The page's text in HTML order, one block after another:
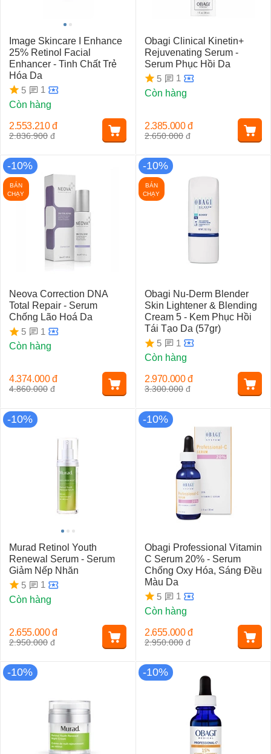
Image Skincare I Enhance
25% Retinol Facial
Enhancer - Tinh Chất Trẻ
Hóa Da
5
1
Còn hàng
2.836.900 đ
2.553.210 đ
Obagi Clinical Kinetin+
Rejuvenating Serum -
Serum Phục Hồi Da
5
1
Còn hàng
2.650.000 đ
2.385.000 đ
-10%
BÁN
CHẠY
Neova Correction DNA
Total Repair - Serum
Chống Lão Hoá Da
5
1
Còn hàng
4.860.000 đ
4.374.000 đ
-10%
BÁN
CHẠY
Obagi Nu-Derm Blender
Skin Lightener & Blending
Cream 5 - Kem Phục Hồi
Tái Tạo Da (57gr)
5
1
Còn hàng
3.300.000 đ
2.970.000 đ
-10%
Murad Retinol Youth
Renewal Serum - Serum
Giảm Nếp Nhăn
5
1
Còn hàng
2.950.000 đ
2.655.000 đ
-10%
Obagi Professional Vitamin
C Serum 20% - Serum
Chống Oxy Hóa, Sáng Đều
Màu Da
5
1
Còn hàng
2.950.000 đ
2.655.000 đ
-10% -10%